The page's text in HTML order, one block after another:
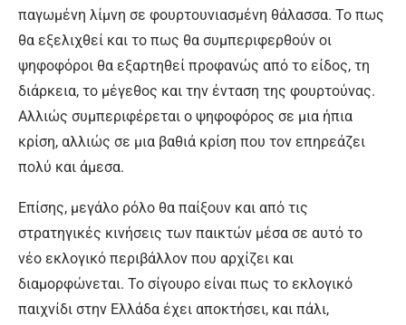
παγωμένη λίμνη σε φουρτουνιασμένη θάλασσα. Το πως
θα εξελιχθεί και το πως θα συμπεριφερθούν οι
ψηφοφόροι θα εξαρτηθεί προφανώς από το είδος, τη
διάρκεια, το μέγεθος και την ένταση της φουρτούνας.
Αλλιώς συμπεριφέρεται ο ψηφοφόρος σε μια ήπια
κρίση, αλλιώς σε μια βαθιά κρίση που τον επηρεάζει
πολύ και άμεσα.
Επίσης, μεγάλο ρόλο θα παίξουν και από τις
στρατηγικές κινήσεις των παικτών μέσα σε αυτό το
νέο εκλογικό περιβάλλον που αρχίζει και
διαμορφώνεται. Το σίγουρο είναι πως το εκλογικό
παιχνίδι στην Ελλάδα έχει αποκτήσει, και πάλι,